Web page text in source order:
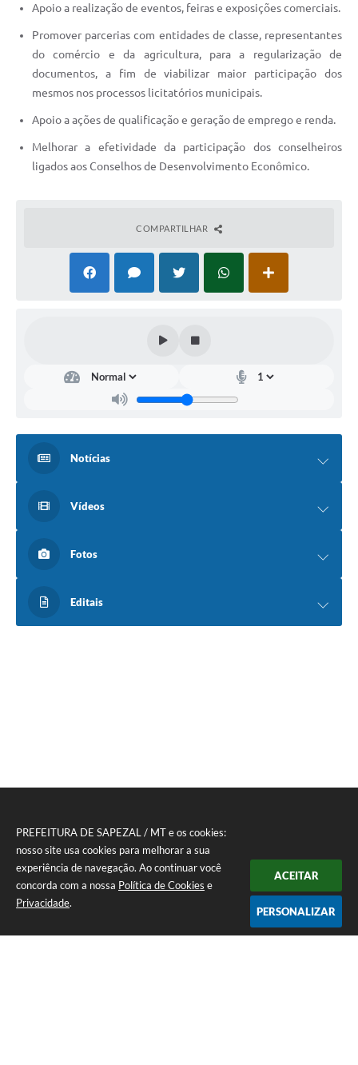
PREFEITURA DE SAPEZAL / MT e os cookies:
nosso site usa cookies para melhorar a sua
experiência de navegação. Ao continuar você
concorda com a nossa Política de Cookies e
Privacidade.
ACEITAR
PERSONALIZAR
Apoio a realização de eventos, feiras e exposições comerciais.
Promover parcerias com entidades de classe, representantes
do comércio e da agricultura, para a regularização de
documentos, a fim de viabilizar maior participação dos
mesmos nos processos licitatórios municipais.
Apoio a ações de qualificação e geração de emprego e renda.
Melhorar a efetividade da participação dos conselheiros
ligados aos Conselhos de Desenvolvimento Econômico.
COMPARTILHAR
Notícias
Vídeos
Fotos
Editais